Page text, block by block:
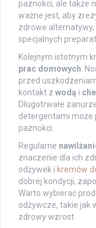
paznokci, ale także
ważne jest, aby
zdrowe alternatywy,
specjalnych
Kolejnym istotnym
prac domowych .
przed
kontakt z wodą i
Długotrwałe
detergentami może
paznokci.
Regularne
znaczenie dla ich
odżywek i kremów
dobrej kondycji,
Warto wybierać
odżywcze, takie jak
zdrowy wzrost.